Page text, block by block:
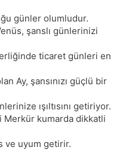
günler olumludur.
şanslı günlerinizi
ticaret günleri en
Ay, şansınızı güçlü bir
ışıltısını getiriyor.
Merkür kumarda dikkatli
ve uyum getirir.